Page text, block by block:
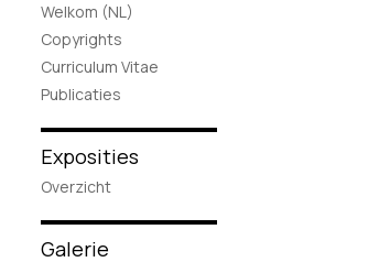
Welkom (NL)
Copyrights
Curriculum Vitae
Publicaties
Exposities
Overzicht
Galerie